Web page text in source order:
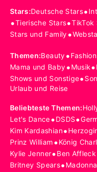
Stars:Deutsche Stars•
•Tierische Stars•TikTok
Stars und Family•
Themen:Beauty•Fashion
Mama und Baby•Musik•
Shows und Sonstige•
Urlaub und Reise
Beliebteste Themen:
Let's Dance•DSDS•
Kim Kardashian•
Prinz William •König
Kylie Jenner•Ben Affleck
Britney Spears•Madonna